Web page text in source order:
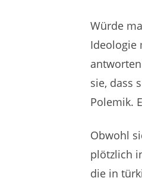
Würde
Ideologie
sie, dass
Polemik.
Obwohl
plötzlich
die in